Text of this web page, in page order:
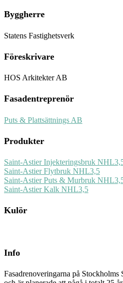
Byggherre
Statens Fastighetsverk
Föreskrivare
HOS Arkitekter AB
Fasadentreprenör
Puts & Plattsättnings AB
Produkter
Saint-Astier Injekteringsbruk
Saint-Astier Flytbruk NHL3,5
Saint-Astier Puts & Murbruk
Saint-Astier Kalk NHL3,5
Kulör
Info
Fasadrenoveringarna på Stockholms